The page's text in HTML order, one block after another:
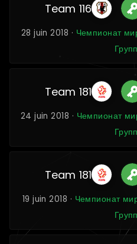
Team 116
28 juin 2018 · Чемпионат
Team 181
24 juin 2018 · Чемпионат
Team 181
19 juin 2018 · Чемпионат